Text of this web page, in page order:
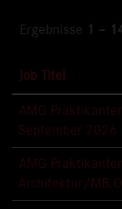
Ergebnisse 1 –
Job Titel
AMG
September
AMG
Architektur/